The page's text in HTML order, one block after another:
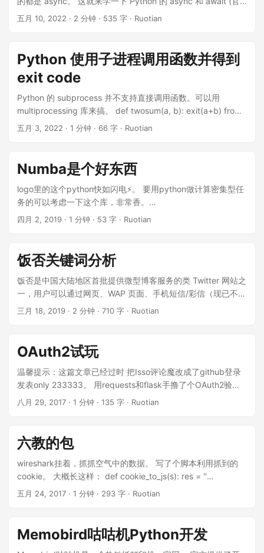
方文档)，需要 Python 版本3.7以上。 import asyncio async
asyncio.run调用会执行这个对象，输出start和end之间会等一
秒钟。 async和await的语法类似js。 ...
五月 10, 2022 · 2 分钟 · 535 字 · Ruotian
Python 使用子进程调用函数并得到
exit code
Python 的 subprocess 并不支持直接调用函数。可以用
multiprocessing 库来搞。 def twosum(a, b): exit(a+b) from
multiprocessing import Process if __name__ == '__main__': p
可以用 multiprocessing 里的 Queue 。
五月 3, 2022 · 1 分钟 · 66 字 · Ruotian
Numba是个好东西
logo里的这个python快如闪电⚡️。 要用python做计算密集型任
务的可以考虑一下这个库，非常香。
http://numba.pydata.org/
四月 2, 2019 · 1 分钟 · 53 字 · Ruotian
饭否关键词分析
饭否是中国大陆地区首批提供微型博客服务的类 Twitter 网站之
一，用户可以通过网页、WAP 页面、手机短信/彩信（现已不可
用）、IM 软件（包括 MSN、Google Talk）和上百种 API 应用
索消息接口可以完整遍历含有某个关键词的所有消息。 为了好
玩，写了个 ipynb 来对某个关键词进行自动分析。 ...
三月 18, 2019 · 2 分钟 · 710 字 · Ruotian
OAuth2试玩
温馨提示：这篇文章已经过时 把Isso评论魔改成了github登录
发表only 233333。 用requests和flask手撸了个OAuth2验
证。 具体魔改的内容可以看https://github.com/zrt/isso-
八月 29, 2017 · 1 分钟 · 135 字 · Ruotian
六教的包
wireshark挂着，抓抓空气中的数据。 写了个脚本利用抓到的
cookie。 大概长这样： def cookie_to_js(s): res = ''
a=s.split(';') for x in a: if '=' in x:
了，求推荐。 http://apilive.zhihu.com/apilive 这个
websocket好像会被客户端访问，没有用https，可以抓到
五月 24, 2017 · 1 分钟 · 293 字 · Ruotian
Memobird咕咕机Python开发